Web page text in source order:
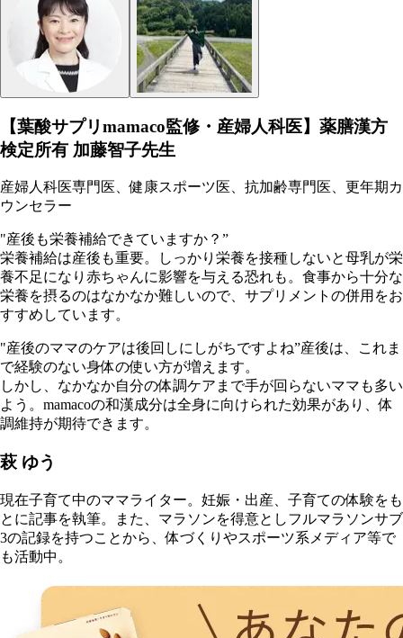
【葉酸サプリmamaco監修・産婦人科医】薬膳漢方
検定所有 加藤智子先生
産婦人科医専門医、健康スポーツ医、抗加齢専門医、更年期カ
ウンセラー
"産後も栄養補給できていますか？”
栄養補給は産後も重要。しっかり栄養を接種しないと母乳が栄
養不足になり赤ちゃんに影響を与える恐れも。食事から十分な
栄養を摂るのはなかなか難しいので、サプリメントの併用をお
すすめしています。
"産後のママのケアは後回しにしがちですよね”産後は、これま
で経験のない身体の使い方が増えます。
しかし、なかなか自分の体調ケアまで手が回らないママも多い
よう。mamacoの和漢成分は全身に向けられた効果があり、体
調維持が期待できます。
萩 ゆう
現在子育て中のママライター。妊娠・出産、子育ての体験をも
とに記事を執筆。また、マラソンを得意としフルマラソンサブ
3の記録を持つことから、体づくりやスポーツ系メディア等で
も活動中。